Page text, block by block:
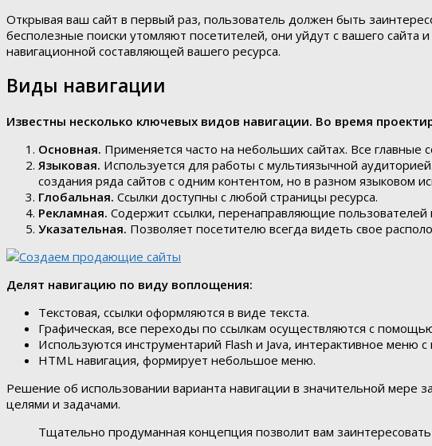
Открывая ваш сайт в первый раз, пользователь должен быть
бесполезные поиски утомляют посетителей, они уйдут с вашего
навигационной составляющей вашего ресурса.
Виды навигации
Известны несколько ключевых видов навигации. Во время
Основная. Применяется часто на небольших сайтах. Все
Языковая. Используется для работы с мультиязычной
создания ряда сайтов с одним контентом, но в разном языковом
Глобальная. Ссылки доступны с любой страницы ресурса.
Рекламная. Содержит ссылки, перенаправляющие
Указательная. Позволяет посетителю всегда видеть свое
Делят навигацию по виду воплощения:
Текстовая, ссылки оформляются в виде текста.
Графическая, все переходы по ссылкам осуществляются с
Используются инструментарий Flash и Java, интерактивное
HTML навигация, формирует небольшое меню.
Решение об использовании варианта навигации в значительной мере
целями и задачами.
Тщательно продуманная концепция позволит вам